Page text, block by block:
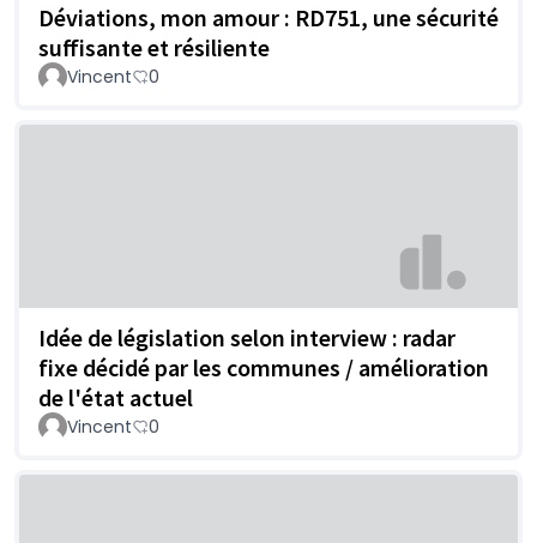
Déviations, mon amour : RD751, une sécurité
suffisante et résiliente
Vincent 0
Idée de législation selon interview : radar
fixe décidé par les communes / amélioration
de l'état actuel
Vincent 0